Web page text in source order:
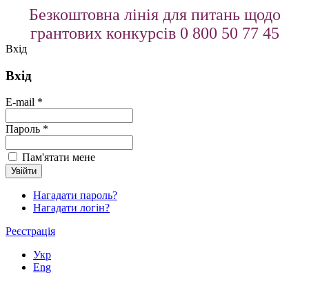
Безкоштовна лінія для питань щодо
грантових конкурсів 0 800 50 77 45
Вхід
Вхід
E-mail *
Пароль *
Пам'ятати мене
Нагадати пароль?
Нагадати логін?
Реєстрація
Укр
Eng